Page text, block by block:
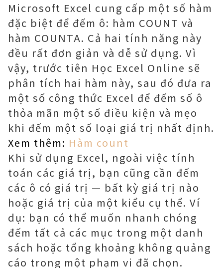
Microsoft Excel cung cấp một số hàm
đặc biệt để đếm ô: hàm COUNT và
hàm COUNTA. Cả hai tính năng này
đều rất đơn giản và dễ sử dụng. Vì
vậy, trước tiên Học Excel Online sẽ
phân tích hai hàm này, sau đó đưa ra
một số công thức Excel để đếm số ô
thỏa mãn một số điều kiện và mẹo
khi đếm một số loại giá trị nhất định.
Xem thêm: Hàm count
Khi sử dụng Excel, ngoài việc tính
toán các giá trị, bạn cũng cần đếm
các ô có giá trị — bất kỳ giá trị nào
hoặc giá trị của một kiểu cụ thể. Ví
dụ: bạn có thể muốn nhanh chóng
đếm tất cả các mục trong một danh
sách hoặc tổng khoảng không quảng
cáo trong một phạm vi đã chọn.